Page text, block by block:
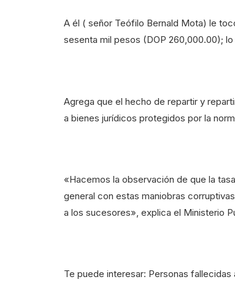
A él ( señor Teófilo Bernald Mota) le
sesenta mil pesos (DOP 260,000.00);
Agrega que el hecho de repartir y
a bienes jurídicos protegidos por la
«Hacemos la observación de que la
general con estas maniobras
a los sucesores», explica el Ministerio
Te puede interesar: Personas